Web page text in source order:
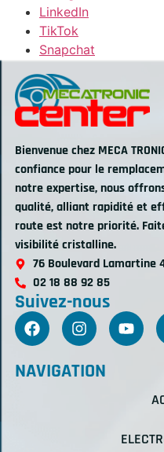
LinkedIn
TikTok
Snapchat
Bienvenue chez MECA
confiance pour le
notre expertise, nous
qualité, alliant rapidité et
route est notre priorité.
visibilité cristalline.
76 Boulevard Lamartine
02 18 88 92 85
Suivez-nous
NAVIGATION